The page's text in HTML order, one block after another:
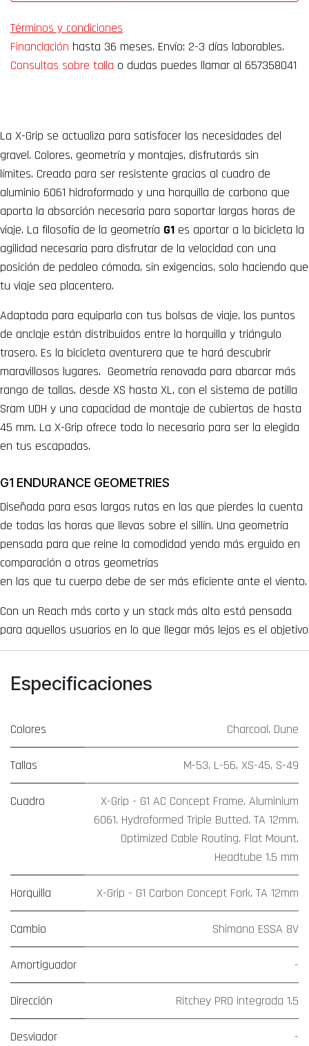
Términos y condiciones
Financiación hasta 36 meses. Envío: 2-3 días laborables.
Consultas sobre talla o dudas puedes llamar al 657358041
La X-Grip se actualiza para satisfacer las necesidades del
gravel. Colores, geometría y montajes, disfrutarás sin
límites. Creada para ser resistente gracias al cuadro de
aluminio 6061 hidroformado y una horquilla de carbono que
aporta la absorción necesaria para soportar largas horas de
viaje. La filosofía de la geometría G1 es aportar a la bicicleta la
agilidad necesaria para disfrutar de la velocidad con una
posición de pedaleo cómoda, sin exigencias, solo haciendo que
tu viaje sea placentero.
Adaptada para equiparla con tus bolsas de viaje, los puntos
de anclaje están distribuidos entre la horquilla y triángulo
trasero. Es la bicicleta aventurera que te hará descubrir
maravillosos lugares. Geometría renovada para abarcar más
rango de tallas, desde XS hasta XL, con el sistema de patilla
Sram UDH y una capacidad de montaje de cubiertas de hasta
45 mm. La X-Grip ofrece todo lo necesario para ser la elegida
en tus escapadas.
G1 ENDURANCE GEOMETRIES
Diseñada para esas largas rutas en las que pierdes la cuenta
de todas las horas que llevas sobre el sillín. Una geometría
pensada para que reine la comodidad yendo más erguido en
comparación a otras geometrías
en las que tu cuerpo debe de ser más eficiente ante el viento.
Con un Reach más corto y un stack más alto está pensada
para aquellos usuarios en lo que llegar más lejos es el objetivo
Especificaciones
Colores Charcoal, Dune
Tallas M-53, L-56, XS-45, S-49
Cuadro
X-Grip - G1 AC Concept Frame. Aluminium
6061. Hydroformed Triple Butted. TA 12mm.
Optimized Cable Routing. Flat Mount.
Headtube 1.5 mm
Horquilla X-Grip - G1 Carbon Concept Fork. TA 12mm
Cambio Shimano ESSA 8V
Amortiguador -
Dirección Ritchey PRO integrada 1.5
Desviador -